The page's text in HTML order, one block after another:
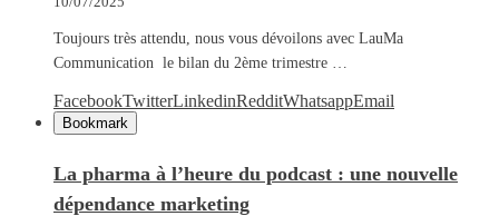
Toujours très attendu, nous vous dévoilons avec LauMa
Communication le bilan du 2ème trimestre …
FacebookTwitterLinkedinRedditWhatsappEmail
Bookmark
La pharma à l’heure du podcast : une nouvelle
dépendance marketing